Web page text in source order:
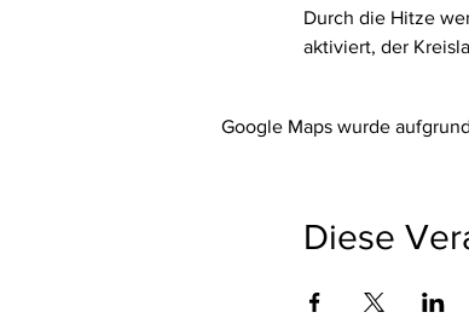
Durch die Hitze
aktiviert, der
Google Maps wurde
Diese